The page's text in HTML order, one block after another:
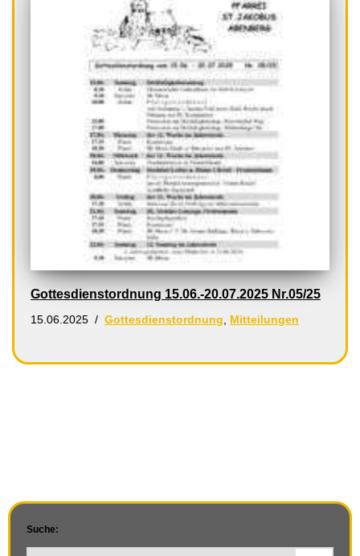
Gottesdienstordnung 15.06.-20.07.2025 Nr.05/25
15.06.2025 Gottesdienstordnung, Mitteilungen
Suche: